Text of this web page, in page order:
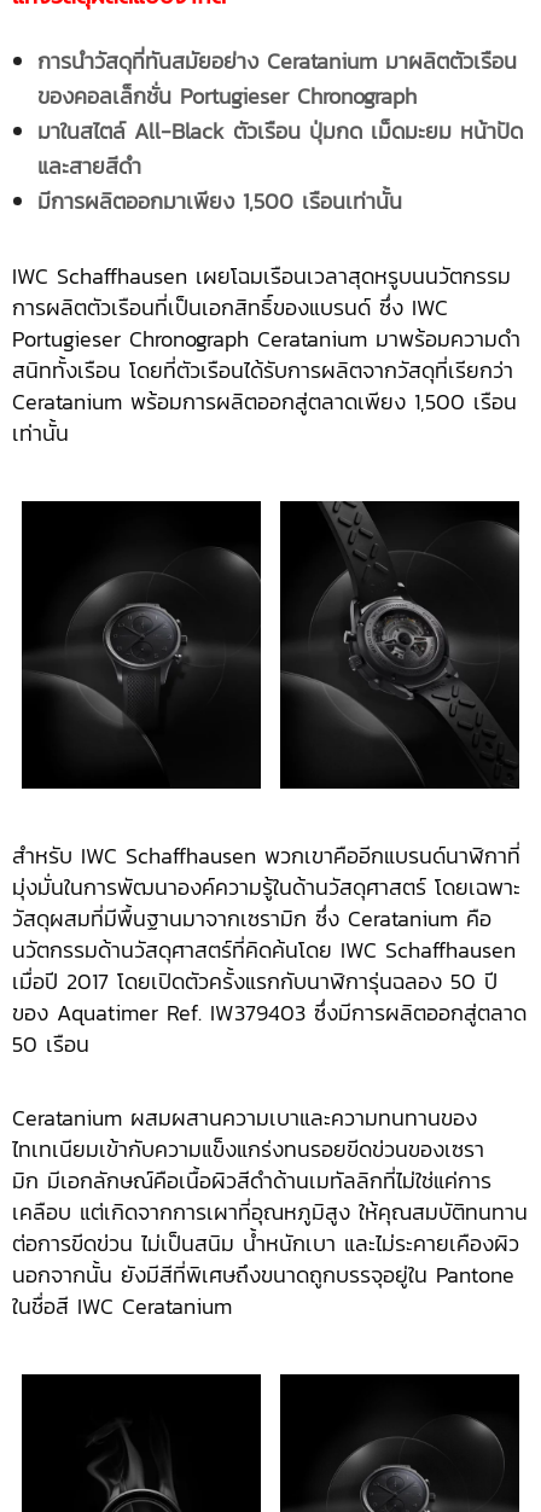
การนำวัสดุที่ทันสมัยอย่าง Ceratanium มาผลิตตัวเรือน
ของคอลเล็กชั่น Portugieser Chronograph
มาในสไตล์ All-Black ตัวเรือน ปุ่มกด เม็ดมะยม หน้าปัด
และสายสีดำ
มีการผลิตออกมาเพียง 1,500 เรือนเท่านั้น
IWC Schaffhausen เผยโฉมเรือนเวลาสุดหรูบนนวัตกรรม
การผลิตตัวเรือนที่เป็นเอกสิทธิ์ของแบรนด์ ซึ่ง IWC
Portugieser Chronograph Ceratanium มาพร้อมความดำ
สนิททั้งเรือน โดยที่ตัวเรือนได้รับการผลิตจากวัสดุที่เรียกว่า
Ceratanium พร้อมการผลิตออกสู่ตลาดเพียง 1,500 เรือน
เท่านั้น
สำหรับ IWC Schaffhausen พวกเขาคืออีกแบรนด์นาฬิกาที่
มุ่งมั่นในการพัฒนาองค์ความรู้ในด้านวัสดุศาสตร์ โดยเฉพาะ
วัสดุผสมที่มีพื้นฐานมาจากเซรามิก ซึ่ง Ceratanium คือ
นวัตกรรมด้านวัสดุศาสตร์ที่คิดค้นโดย IWC Schaffhausen
เมื่อปี 2017 โดยเปิดตัวครั้งแรกกับนาฬิการุ่นฉลอง 50 ปี
ของ Aquatimer Ref. IW379403 ซึ่งมีการผลิตออกสู่ตลาด
50 เรือน
Ceratanium ผสมผสานความเบาและความทนทานของ
ไทเทเนียมเข้ากับความแข็งแกร่งทนรอยขีดข่วนของเซรา
มิก มีเอกลักษณ์คือเนื้อผิวสีดำด้านเมทัลลิกที่ไม่ใช่แค่การ
เคลือบ แต่เกิดจากการเผาที่อุณหภูมิสูง ให้คุณสมบัติทนทาน
ต่อการขีดข่วน ไม่เป็นสนิม น้ำหนักเบา และไม่ระคายเคืองผิว
นอกจากนั้น ยังมีสีที่พิเศษถึงขนาดถูกบรรจุอยู่ใน Pantone
ในชื่อสี IWC Ceratanium